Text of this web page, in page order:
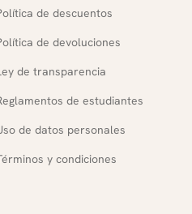
de descuentos
de devoluciones
de transparencia
de estudiantes
de datos personales
y condiciones